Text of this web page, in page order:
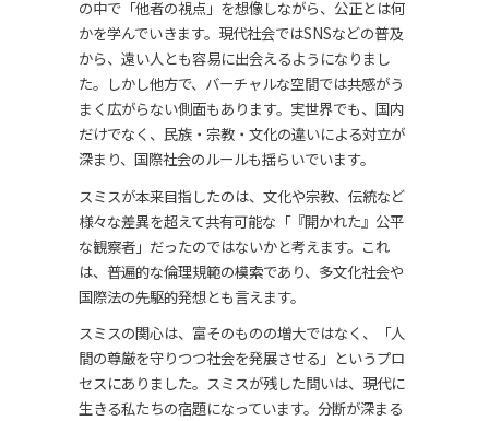
の中で「他者の視点」を想像しながら、公正とは何
かを学んでいきます。現代社会ではSNSなどの普及
から、遠い人とも容易に出会えるようになりまし
た。しかし他方で、バーチャルな空間では共感がう
まく広がらない側面もあります。実世界でも、国内
だけでなく、民族・宗教・文化の違いによる対立が
深まり、国際社会のルールも揺らいでいます。
スミスが本来目指したのは、文化や宗教、伝統など
様々な差異を超えて共有可能な「『開かれた』公平
な観察者」だったのではないかと考えます。これ
は、普遍的な倫理規範の模索であり、多文化社会や
国際法の先駆的発想とも言えます。
スミスの関心は、富そのものの増大ではなく、「人
間の尊厳を守りつつ社会を発展させる」というプロ
セスにありました。スミスが残した問いは、現代に
生きる私たちの宿題になっています。分断が深まる